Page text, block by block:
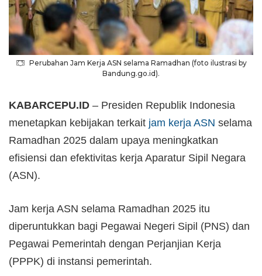
Perubahan Jam Kerja ASN selama Ramadhan (foto ilustrasi by
Bandung.go.id).
KABARCEPU.ID – Presiden Republik Indonesia
menetapkan kebijakan terkait jam kerja ASN selama
Ramadhan 2025 dalam upaya meningkatkan
efisiensi dan efektivitas kerja Aparatur Sipil Negara
(ASN).
Jam kerja ASN selama Ramadhan 2025 itu
diperuntukkan bagi Pegawai Negeri Sipil (PNS) dan
Pegawai Pemerintah dengan Perjanjian Kerja
(PPPK) di instansi pemerintah.